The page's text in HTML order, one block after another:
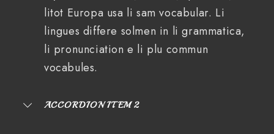
litot Europa usa li sam vocabular. Li
lingues differe solmen in li grammatica,
li pronunciation e li plu commun
vocabules.
ACCORDION ITEM 2